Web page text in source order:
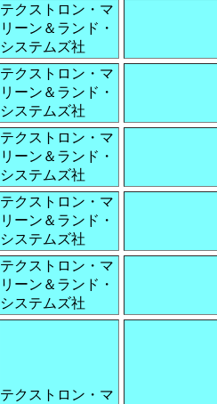
テクストロン・マ
リーン＆ランド・
システムズ社
テクストロン・マ
リーン＆ランド・
システムズ社
テクストロン・マ
リーン＆ランド・
システムズ社
テクストロン・マ
リーン＆ランド・
システムズ社
テクストロン・マ
リーン＆ランド・
システムズ社
テクストロン・マ